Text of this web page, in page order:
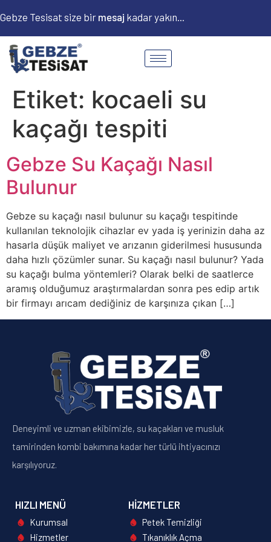
Gebze Tesisat size bir mesaj kadar yakın...
Etiket: kocaeli su
kaçağı tespiti
Gebze Su Kaçağı Nasıl
Bulunur
Gebze su kaçağı nasıl bulunur su kaçağı tespitinde
kullanılan teknolojik cihazlar ev yada iş yerinizin daha az
hasarla düşük maliyet ve arızanın giderilmesi hususunda
daha hızlı çözümler sunar. Su kaçağı nasıl bulunur? Yada
su kaçağı bulma yöntemleri? Olarak belki de saatlerce
aramış olduğumuz araştırmalardan sonra pes edip artık
bir firmayı arıcam dediğiniz de karşınıza çıkan […]
Deneyimli ve uzman ekibimizle, su kaçakları ve musluk
tamirinden kombi bakımına kadar her türlü ihtiyacınızı
karşılıyoruz.
HIZLI MENÜ
Kurumsal
Hizmetler
HIZMETLER
Petek Temizliği
Tıkanıklık Açma